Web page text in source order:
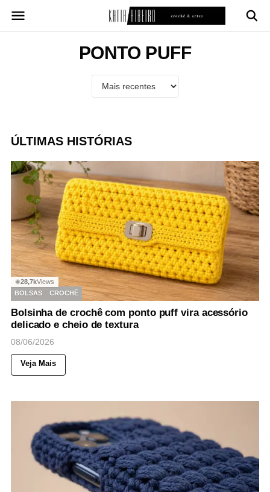
para
PONTO PUFF
ÚLTIMAS HISTÓRIAS
◉28,7kViews
BOLSAS
CROCHÊ
Bolsinha de crochê com ponto puff vira acessório
delicado e cheio de textura
08/06/2026
Veja Mais